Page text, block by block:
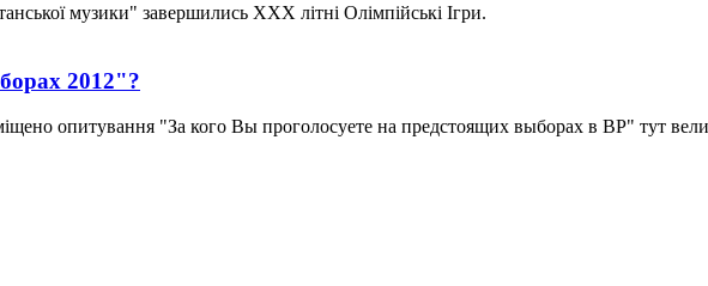
музики" завершились ХХХ літні Олімпійські Ігри.
2012"?
опитування "За кого Вы проголосуете на предстоящих выборах в ВР" тут